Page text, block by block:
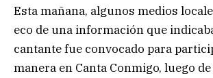
Esta mañana, algunos medios
eco de una información que
cantante fue convocado para
manera en Canta Conmigo, luego